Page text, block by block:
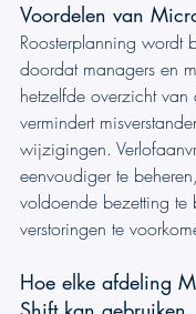
Voordelen van
Roosterplanning wordt
doordat managers en
hetzelfde overzicht
vermindert
wijzigingen.
eenvoudiger te
voldoende bezetting te
verstoringen te
Hoe elke afdeling